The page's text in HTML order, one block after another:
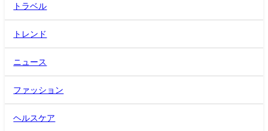
トラベル
トレンド
ニュース
ファッション
ヘルスケア